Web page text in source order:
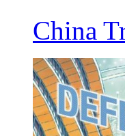
China